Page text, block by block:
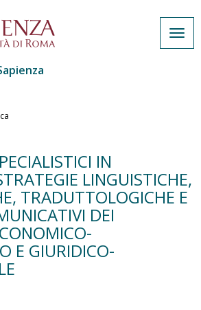
IN
LINGUISTICHE,
TRADUTTOLOGICHE E
DEI
E GIURIDICO-